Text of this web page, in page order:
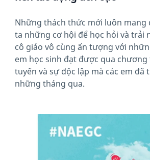
Những thách thức mới luôn mang
ta những cơ hội để học hỏi và trải
cô giáo vô cùng ấn tượng với
em học sinh đạt được qua
tuyến và sự độc lập mà các em đã
những tháng qua.